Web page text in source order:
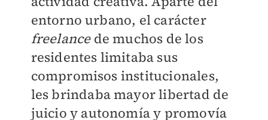
entorno urbano, el carácter
freelancede muchos de los
residentes limitaba sus
compromisos institucionales,
les brindaba mayor libertad de
juicio y autonomía y promovía